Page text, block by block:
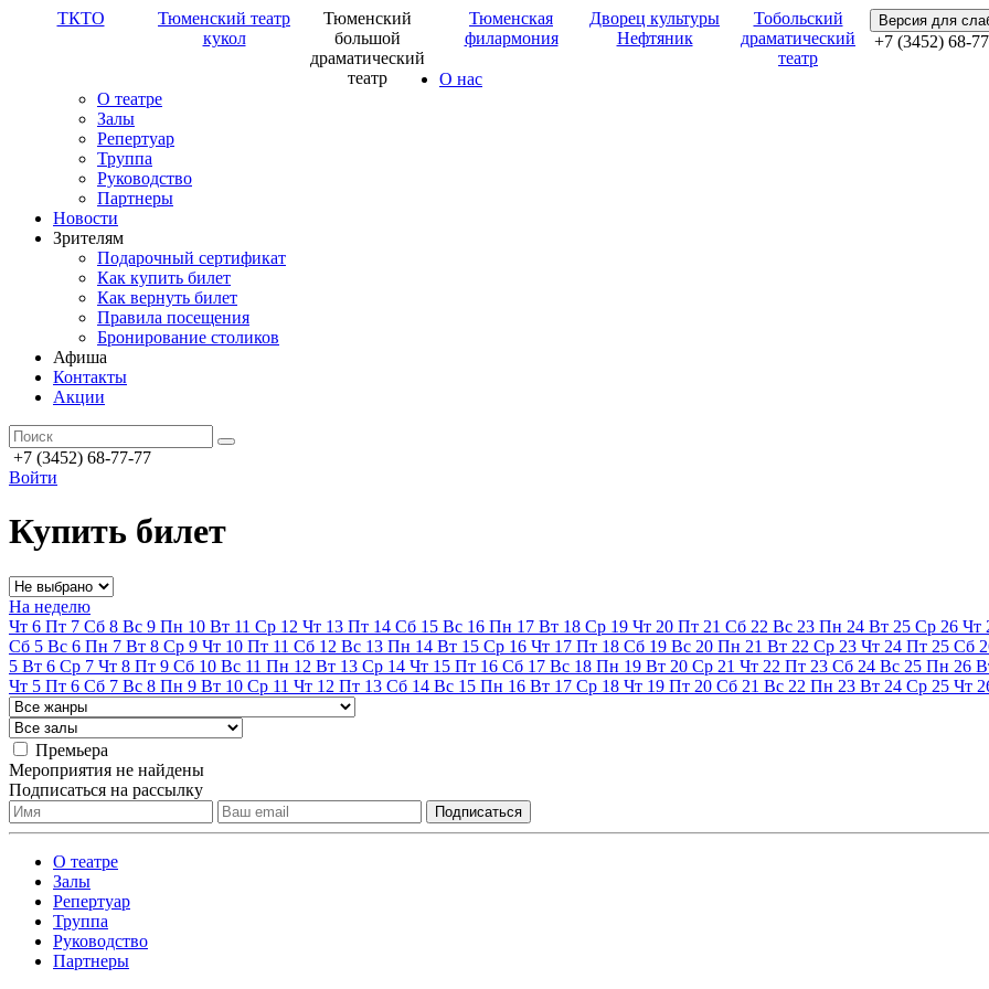
ТКТО
Тюменский театр
кукол
Тюменский
большой
драматический
театр
Тюменская
филармония
Дворец культуры
Нефтяник
Тобольский
драматический
театр
Версия для
+7 (3452) 68-
О нас
О театре
Залы
Репертуар
Труппа
Руководство
Партнеры
Новости
Зрителям
Подарочный сертификат
Как купить билет
Как вернуть билет
Правила посещения
Бронирование столиков
Афиша
Контакты
Акции
+7 (3452) 68-77-77
Войти
Купить билет
На неделю
Чт 6 Пт 7 Сб 8 Вс 9 Пн 10 Вт 11 Ср 12 Чт 13 Пт 14 Сб 15 Вс 16 Пн 17 Вт 18 Ср 19 Чт 20 Пт 21 Сб 22 Вс 23 Пн 24 Вт 25 Ср 26 Чт
Сб 5 Вс 6 Пн 7 Вт 8 Ср 9 Чт 10 Пт 11 Сб 12 Вс 13 Пн 14 Вт 15 Ср 16 Чт 17 Пт 18 Сб 19 Вс 20 Пн 21 Вт 22 Ср 23 Чт 24 Пт 25 Сб
5 Вт 6 Ср 7 Чт 8 Пт 9 Сб 10 Вс 11 Пн 12 Вт 13 Ср 14 Чт 15 Пт 16 Сб 17 Вс 18 Пн 19 Вт 20 Ср 21 Чт 22 Пт 23 Сб 24 Вс 25 Пн 26
Чт 5 Пт 6 Сб 7 Вс 8 Пн 9 Вт 10 Ср 11 Чт 12 Пт 13 Сб 14 Вс 15 Пн 16 Вт 17 Ср 18 Чт 19 Пт 20 Сб 21 Вс 22 Пн 23 Вт 24 Ср 25 Чт
Премьера
Мероприятия не найдены
Подписаться на рассылку
О театре
Залы
Репертуар
Труппа
Руководство
Партнеры